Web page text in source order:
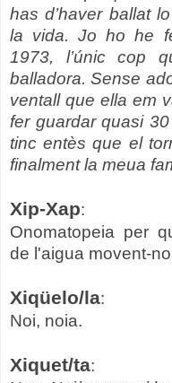
has d’haver ballat
la vida. Jo ho he
1973, l’únic cop
balladora. Sense
ventall que ella em
fer guardar quasi
tinc entès que el
finalment la meua
Xip-Xap:
Onomatopeia per
de l'aigua movent-
Xiqüelo/la:
Noi, noia.
Xiquet/ta: